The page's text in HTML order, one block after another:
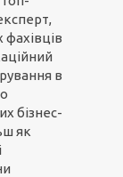
в
бізнес-
як